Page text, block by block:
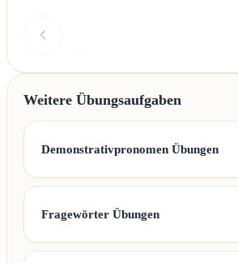
Weitere Übungsaufgaben
Demonstrativpronomen Übungen
Fragewörter Übungen